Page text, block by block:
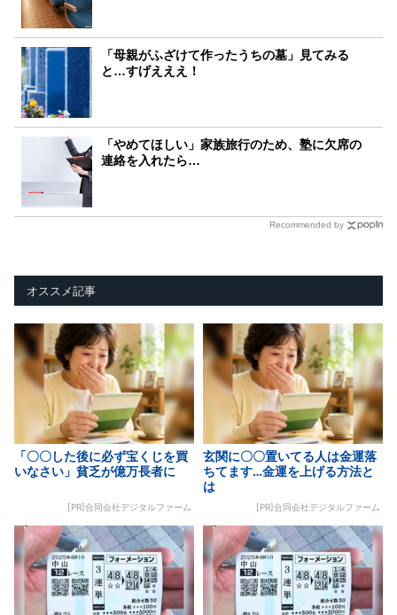
「母親がふざけて作ったうちの墓」見てみる
と…すげえええ！
「やめてほしい」家族旅行のため、塾に欠席の
連絡を入れたら…
Recommended by
オススメ記事
「〇〇した後に必ず宝くじを買
いなさい」貧乏が億万長者に
[PR]合同会社デジタルファーム
玄関に〇〇置いてる人は金運落
ちてます…金運を上げる方法と
は
[PR]合同会社デジタルファーム